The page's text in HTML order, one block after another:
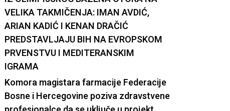
VELIKA TAKMIČENJA: IMAN AVDIĆ,
ARIAN KADIĆ I KENAN DRAČIĆ
PREDSTAVLJAJU BIH NA EVROPSKOM
PRVENSTVU I MEDITERANSKIM
IGRAMA
Komora magistara farmacije Federacije
Bosne i Hercegovine poziva zdravstvene